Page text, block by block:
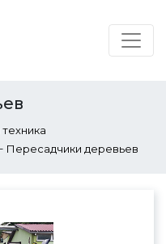
- Пересадчики деревьев